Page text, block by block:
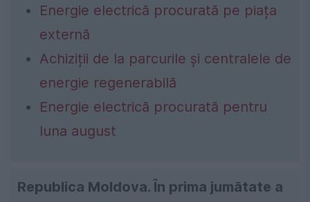
Energie electrică procurată pe piața
externă
Achiziții de la parcurile și centralele de
energie regenerabilă
Energie electrică procurată pentru
luna august
Republica Moldova. În prima jumătate a